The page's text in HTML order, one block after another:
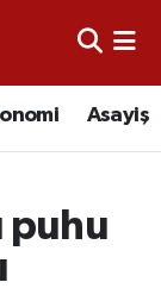
Asayiş
puhu